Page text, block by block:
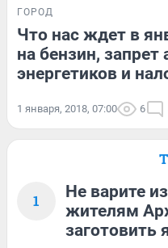
ГОРОД
Что нас ждет в
на бензин, запрет
энергетиков и
1 января, 2018, 07:00 6
1
Не варите
жителям
заготовить